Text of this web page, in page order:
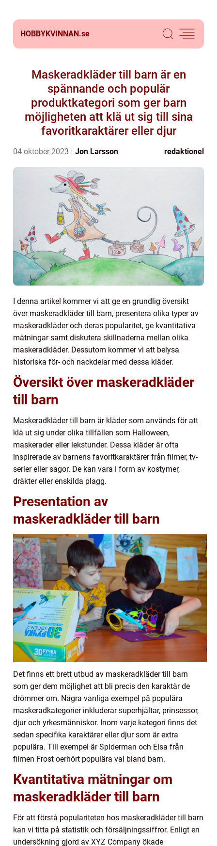
HOBBYKVINNAN.se
Maskeradkläder till barn är en
spännande och populär
produktkategori som ger barn
möjligheten att klä ut sig till sina
favoritkaraktärer eller djur
04 oktober 2023 Jon Larsson redaktionel
I denna artikel kommer vi att ge en grundlig översikt
över maskeradkläder till barn, presentera olika typer av
maskeradkläder och deras popularitet, ge kvantitativa
mätningar samt diskutera skillnaderna mellan olika
maskeradkläder. Dessutom kommer vi att belysa
historiska för- och nackdelar med dessa kläder.
Översikt över maskeradkläder
till barn
Maskeradkläder till barn är kläder som används för att
klä ut sig under olika tillfällen som Halloween,
maskerader eller lekstunder. Dessa kläder är ofta
inspirerade av barnens favoritkaraktärer från filmer, tv-
serier eller sagor. De kan vara i form av kostymer,
dräkter eller enskilda plagg.
Presentation av
maskeradkläder till barn
Det finns ett brett utbud av maskeradkläder till barn
som ger dem möjlighet att bli precis den karaktär de
drömmer om. Några vanliga exempel på populära
maskeradkategorier inkluderar superhjältar, prinsessor,
djur och yrkesmänniskor. Inom varje kategori finns det
sedan specifika karaktärer eller djur som är extra
populära. Till exempel är Spiderman och Elsa från
filmen Frost oerhört populära val bland barn.
Kvantitativa mätningar om
maskeradkläder till barn
För att förstå populariteten hos maskeradkläder till barn
kan vi titta på statistik och försäljningssiffror. Enligt en
undersökning gjord av XYZ Company ökade